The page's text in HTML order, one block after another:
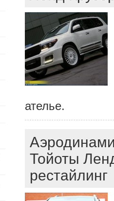
ателье.
Тойоты
рестайлинг